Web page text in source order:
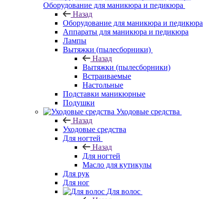
Оборудование для маникюра и педикюра
Назад
Оборудование для маникюра и педикюра
Аппараты для маникюра и педикюра
Лампы
Вытяжки (пылесборники)
Назад
Вытяжки (пылесборники)
Встраиваемые
Настольные
Подставки маникюрные
Подушки
Уходовые средства
Назад
Уходовые средства
Для ногтей
Назад
Для ногтей
Масло для кутикулы
Для рук
Для ног
Для волос